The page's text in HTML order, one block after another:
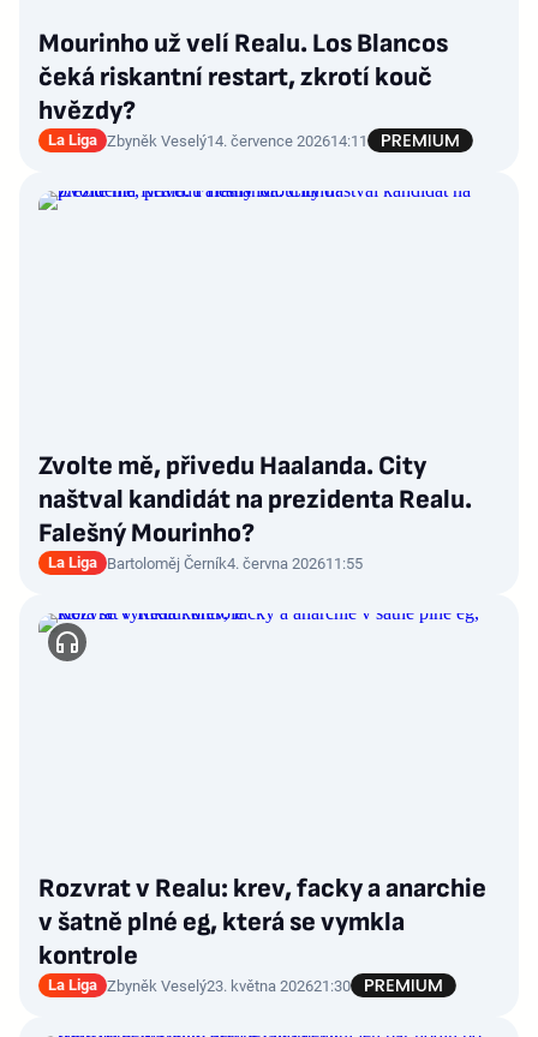
Mourinho už velí Realu. Los Blancos
čeká riskantní restart, zkrotí kouč
hvězdy?
La Liga Zbyněk Veselý14. července 202614:11
Zvolte mě, přivedu Haalanda. City
naštval kandidát na prezidenta Realu.
Falešný Mourinho?
La Liga Bartoloměj Černík4. června 202611:55
Rozvrat v Realu: krev, facky a anarchie
v šatně plné eg, která se vymkla
kontrole
La Liga Zbyněk Veselý23. května 202621:30